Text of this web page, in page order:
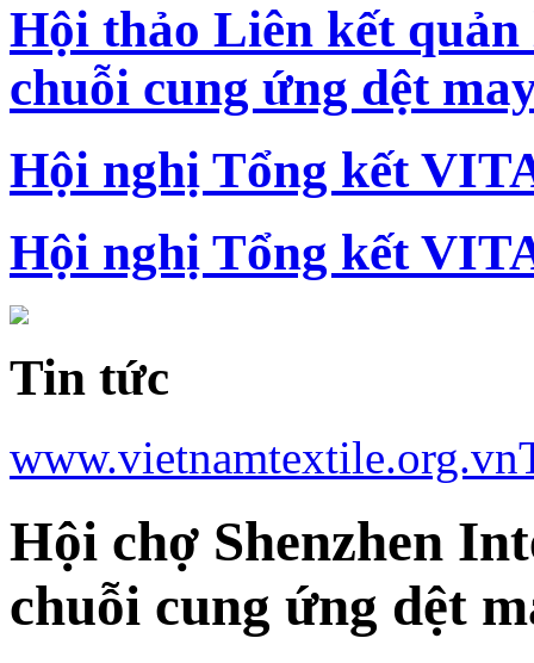
Hội thảo Liên kết
chuỗi cung ứng dệt
Hội nghị Tổng kết
Hội nghị Tổng kết
Tin tức
www.vietnamtextile.org.vn
Hội chợ Shenzhen
chuỗi cung ứng dệt